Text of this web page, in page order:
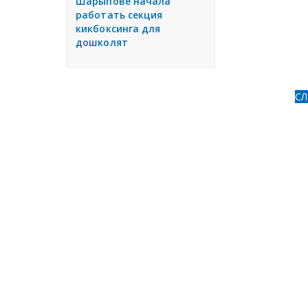
работать секция
кикбоксинга для
дошколят